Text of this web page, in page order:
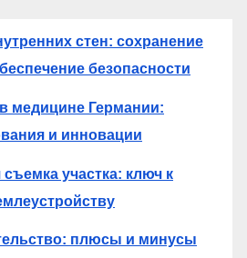
стен: сохранение
безопасности
медицине Германии:
и инновации
участка: ключ к
плюсы и минусы